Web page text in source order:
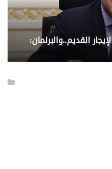
القديم..والبرلمان:
من